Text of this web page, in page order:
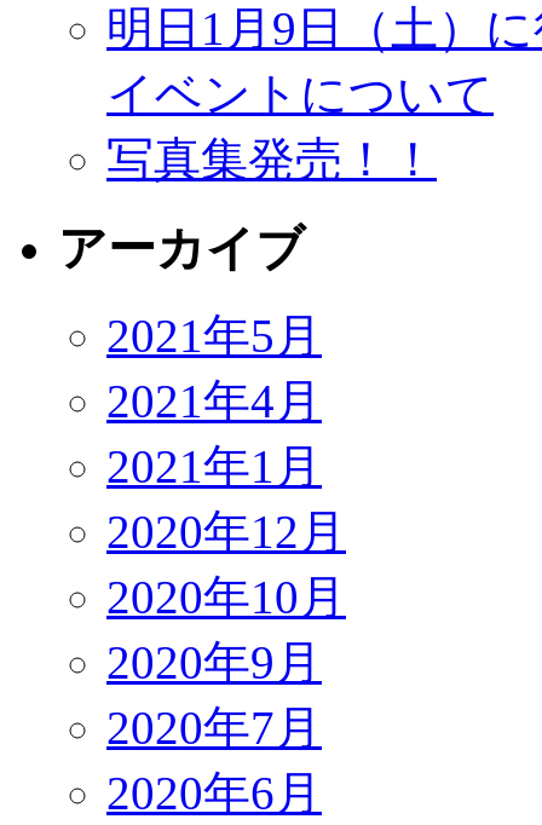
明日1月9日（土）
イベントについて
写真集発売！！
アーカイブ
2021年5月
2021年4月
2021年1月
2020年12月
2020年10月
2020年9月
2020年7月
2020年6月